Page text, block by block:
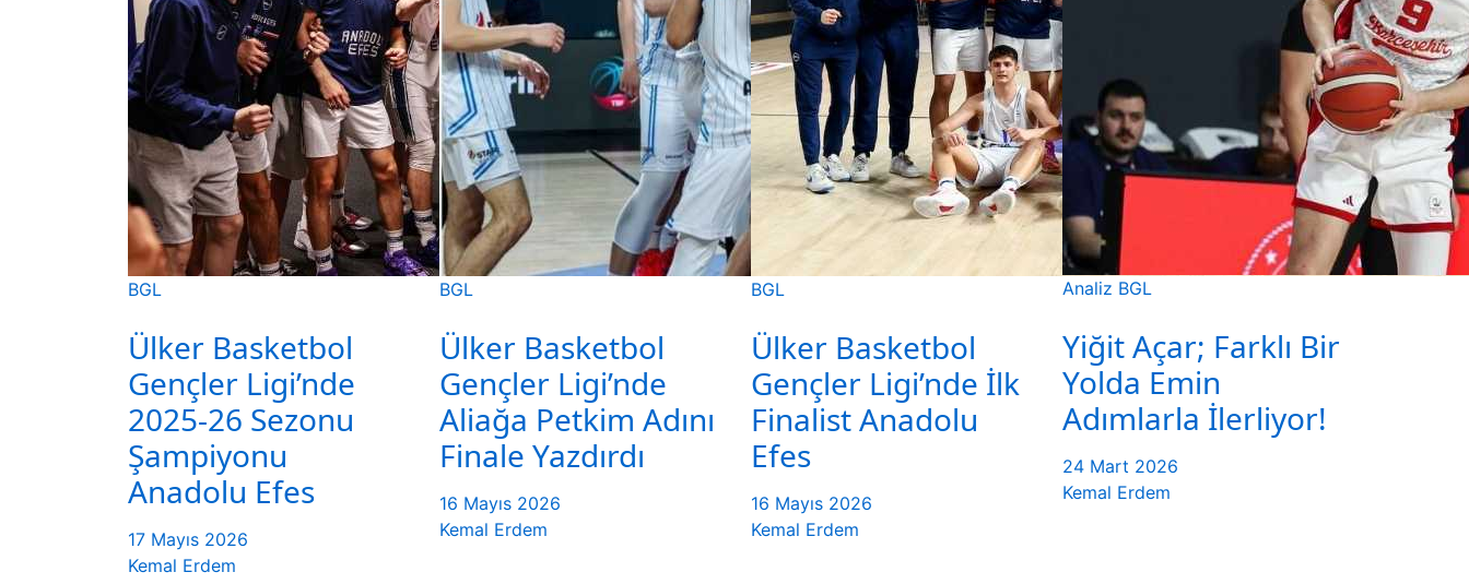
BGL
Ülker Basketbol
Gençler Ligi’nde
2025-26 Sezonu
Şampiyonu
Anadolu Efes
17 Mayıs 2026
Kemal Erdem
BGL
Ülker Basketbol
Gençler Ligi’nde
Aliağa Petkim Adını
Finale Yazdırdı
16 Mayıs 2026
Kemal Erdem
BGL
Ülker Basketbol
Gençler Ligi’nde İlk
Finalist Anadolu
Efes
16 Mayıs 2026
Kemal Erdem
Analiz BGL
Yiğit Açar; Farklı Bir
Yolda Emin
Adımlarla İlerliyor!
24 Mart 2026
Kemal Erdem